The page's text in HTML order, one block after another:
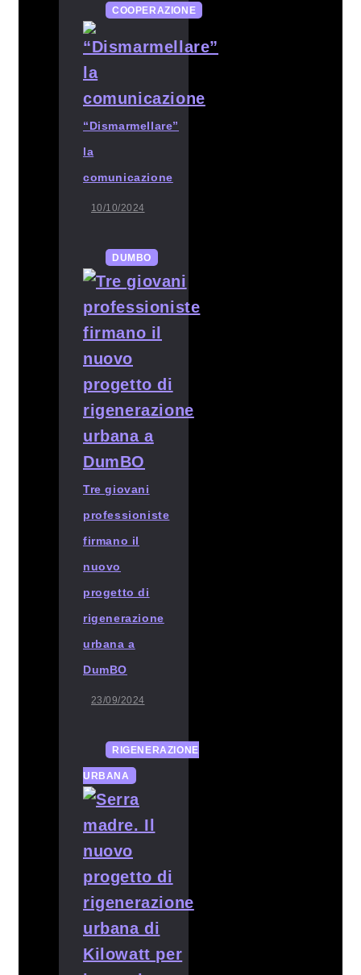
COOPERAZIONE
“Dismarmellare”
la
comunicazione
10/10/2024
DUMBO
Tre giovani
professioniste
firmano il
nuovo
progetto di
rigenerazione
urbana a
DumBO
23/09/2024
RIGENERAZIONE
URBANA